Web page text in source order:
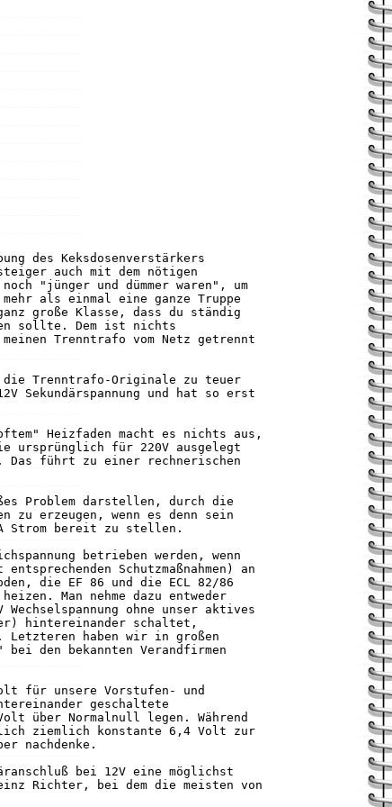
des Keksdosenverstärkers
auch mit dem nötigen
"jünger und dümmer waren", um
als einmal eine ganze Truppe
große Klasse, dass du ständig
sollte. Dem ist nichts
Trenntrafo vom Netz getrennt
die Trenntrafo-Originale zu teuer
Sekundärspannung und hat so erst
Heizfaden macht es nichts aus,
ursprünglich für 220V ausgelegt
führt zu einer rechnerischen
Problem darstellen, durch die
zu erzeugen, wenn es denn sein
Strom bereit zu stellen.
betrieben werden, wenn
Schutzmaßnahmen) an
die EF 86 und die ECL 82/86
Man nehme dazu entweder
ohne unser aktives
hintereinander schaltet,
Letzteren haben wir in großen
den bekannten Verandfirmen
für unsere Vorstufen- und
geschaltete
über Normalnull legen. Während
ziemlich konstante 6,4 Volt zur
nachdenke.
bei 12V eine möglichst
Richter, bei dem die meisten von